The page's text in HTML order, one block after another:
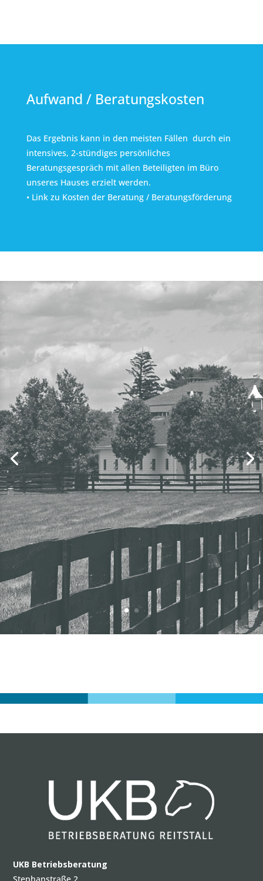
Aufwand / Beratungskosten
Das Ergebnis kann in den meisten Fällen durch ein
intensives, 2-stündiges persönliches
Beratungsgespräch mit allen Beteiligten im Büro
unseres Hauses erzielt werden.
• Link zu Kosten der Beratung / Beratungsförderung
UKB Betriebsberatung